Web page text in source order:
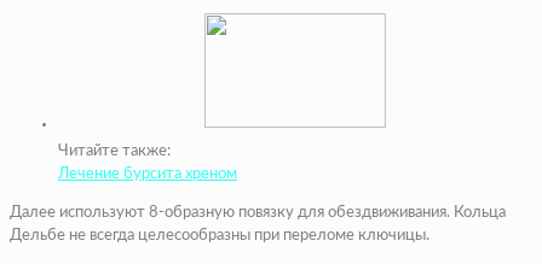
Читайте также:
Лечение бурсита хреном
Далее используют 8-образную повязку для обездвиживания. Кольца
Дельбе не всегда целесообразны при переломе ключицы.